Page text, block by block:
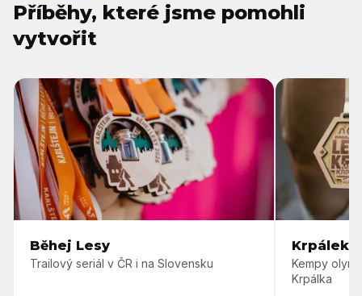
Příběhy, které jsme pomohli
vytvořit
Běhej Lesy
Trailový seriál v ČR i na Slovensku
Krpálek
Kempy
Krpálka